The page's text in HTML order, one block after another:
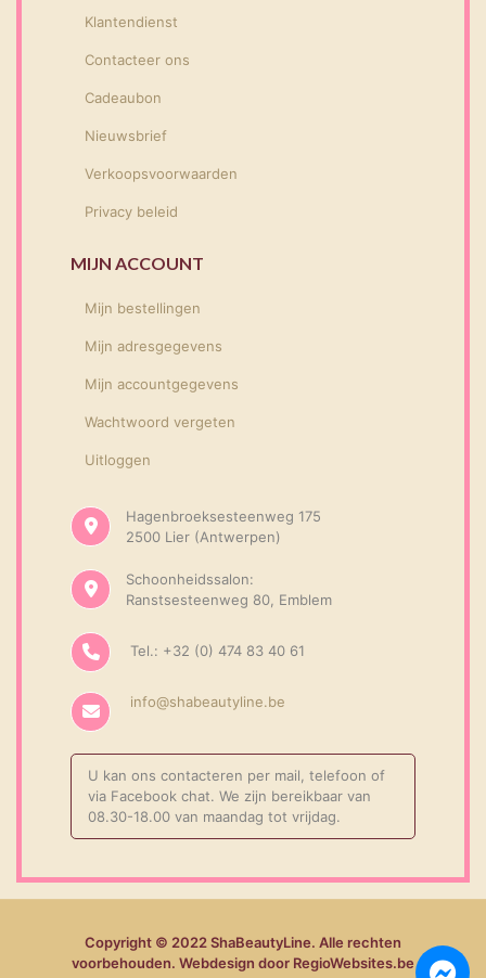
Klantendienst
Contacteer ons
Cadeaubon
Nieuwsbrief
Verkoopsvoorwaarden
Privacy beleid
MIJN ACCOUNT
Mijn bestellingen
Mijn adresgegevens
Mijn accountgegevens
Wachtwoord vergeten
Uitloggen
Hagenbroeksesteenweg 175
2500 Lier (Antwerpen)
Schoonheidssalon:
Ranstsesteenweg 80, Emblem
Tel.: +32 (0) 474 83 40 61
info@shabeautyline.be
U kan ons contacteren per mail, telefoon of
via Facebook chat. We zijn bereikbaar van
08.30-18.00 van maandag tot vrijdag.
Copyright © 2022 ShaBeautyLine. Alle rechten
voorbehouden. Webdesign door RegioWebsites.be